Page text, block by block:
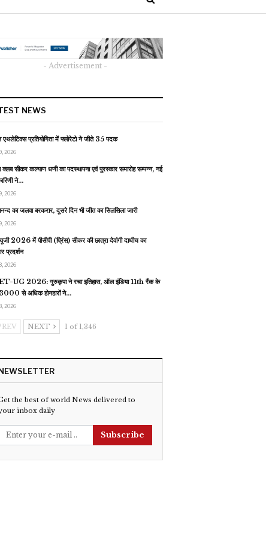
- Advertisement -
NEWS
एथलेटिक्स प्रतियोगिता में फ्लोरेटो ने जीते 35 पदक
2026
क्लब सीकर कल्याण धणी का पदस्थापना एवं पुरस्कार समारोह सम्पन्न, नई
ने…
2026
का जलवा बरकरार, दूसरे दिन भी जीत का सिलसिला जारी
2026
2026 में पीसीपी (प्रिंस) सीकर की छात्रा देवांगी दाधीच का
प्रदर्शन
2026
UG 2026: गुरुकृपा ने रचा इतिहास, ऑल इंडिया 11th रैंक के
से अधिक होनहारों ने…
2026
NEXT 1 of 1,346
the best of world News delivered to
inbox daily
Subscribe